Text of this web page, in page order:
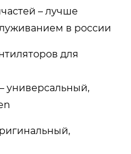
– лучше
в россии
для
универсальный,